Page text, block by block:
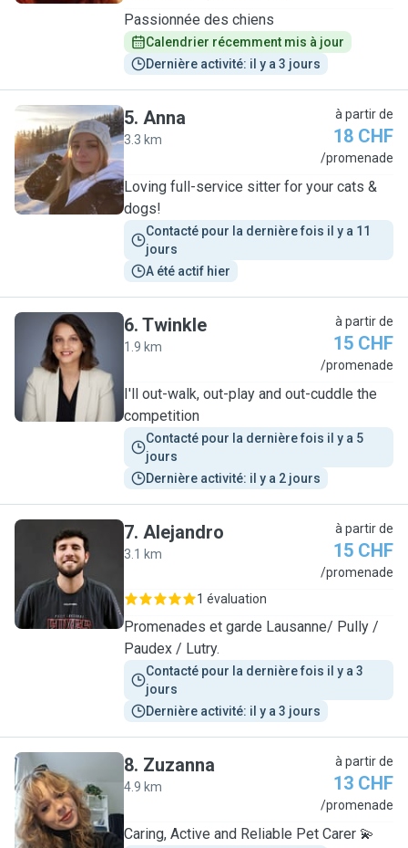
Passionnée des chiens
Calendrier récemment mis à jour
Dernière activité: il y a 3 jours
A
5. Anna
3.3 km
à partir de
18 CHF
/promenade
Loving full-service sitter for your cats &
dogs!
Contacté pour la dernière fois il y a 11
jours
A été actif hier
T
6. Twinkle
1.9 km
à partir de
15 CHF
/promenade
I'll out-walk, out-play and out-cuddle the
competition
Contacté pour la dernière fois il y a 5
jours
Dernière activité: il y a 2 jours
A
7. Alejandro
3.1 km
à partir de
15 CHF
/promenade
1 évaluation
Promenades et garde Lausanne/ Pully /
Paudex / Lutry.
Contacté pour la dernière fois il y a 3
jours
Dernière activité: il y a 3 jours
Z
8. Zuzanna
4.9 km
à partir de
13 CHF
/promenade
Caring, Active and Reliable Pet Carer 💫